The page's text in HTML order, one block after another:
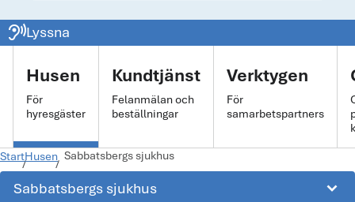
locum.se
ear_soundLyssna
Husen
För
hyresgäster
Kundtjänst
Felanmälan och
beställningar
Verktygen
För
samarbetspartners
StartHusen Sabbatsbergs sjukhus
Sabbatsbergs sjukhus keyboard_arrow_down